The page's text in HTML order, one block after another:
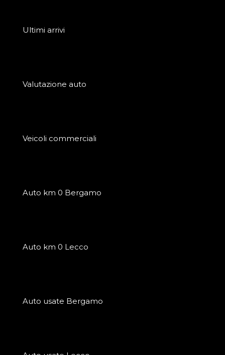
Ultimi arrivi
Valutazione auto
Veicoli commerciali
Auto km 0 Bergamo
Auto km 0 Lecco
Auto usate Bergamo